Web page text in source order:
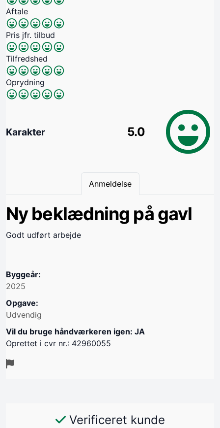
Aftale
Pris jfr. tilbud
Tilfredshed
Oprydning
Karakter 5.0
Anmeldelse
Ny beklædning på gavl
Godt udført arbejde
Byggeår:
2025
Opgave:
Udvendig
Vil du bruge håndværkeren igen: JA
Oprettet i cvr nr.: 42960055
Verificeret kunde